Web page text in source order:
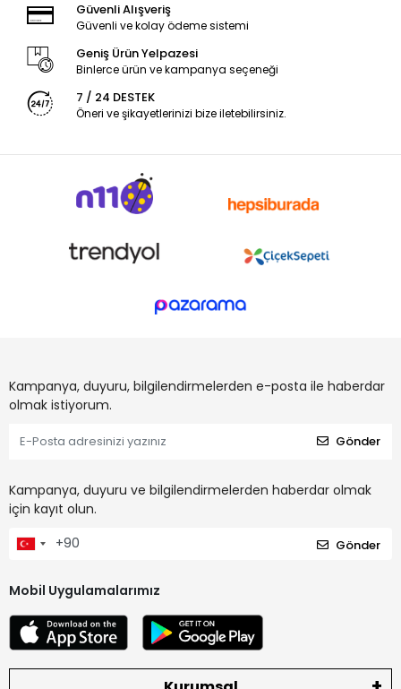
Güvenli Alışveriş
Güvenli ve kolay ödeme sistemi
Geniş Ürün Yelpazesi
Binlerce ürün ve kampanya seçeneği
7 / 24 DESTEK
Öneri ve şikayetlerinizi bize iletebilirsiniz.
Kampanya, duyuru, bilgilendirmelerden e-posta ile haberdar
olmak istiyorum.
Gönder
Kampanya, duyuru ve bilgilendirmelerden haberdar olmak
için kayıt olun.
Gönder
Mobil Uygulamalarımız